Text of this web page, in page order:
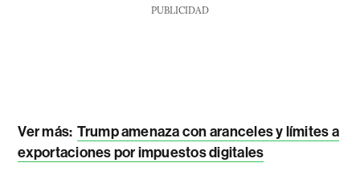
PUBLICIDAD
Ver más: Trump amenaza con aranceles y límites a
exportaciones por impuestos digitales